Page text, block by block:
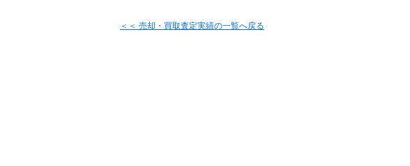
＜＜ 売却・買取査定実績の一覧へ戻る